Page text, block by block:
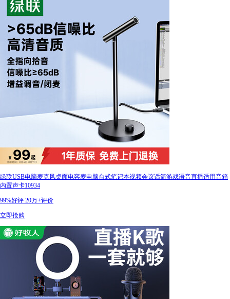
绿联USB电脑麦克风桌面电容麦电脑台式笔记本视频会议话筒游戏语音直播适用音箱
内置声卡10934
99%好评 20万+评价
立即抢购